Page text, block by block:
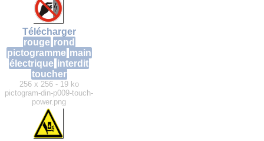
Télécharger
rouge rond
pictogramme main
électrique interdit
toucher
256 x 256 - 19 ko
pictogram-din-p009-touch-
power.png